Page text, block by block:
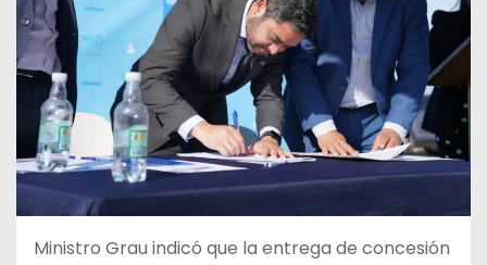
Ministro Grau indicó que la entrega de concesión